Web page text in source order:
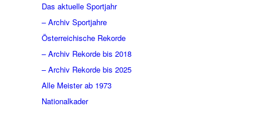
Das aktuelle Sportjahr
– Archiv Sportjahre
Österreichische Rekorde
– Archiv Rekorde bis 2018
– Archiv Rekorde bis 2025
Alle Meister ab 1973
Nationalkader